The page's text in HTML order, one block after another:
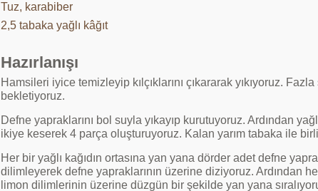
Tuz, karabiber
2,5 tabaka yağlı kâğıt
Hazırlanışı
Hamsileri iyice temizleyip kılçıklarını çıkararak yıkıyoruz.
bekletiyoruz.
Defne yapraklarını bol suyla yıkayıp kurutuyoruz. Ardından
ikiye keserek 4 parça oluşturuyoruz. Kalan yarım tabaka ile
Her bir yağlı kağıdın ortasına yan yana dörder adet defne
dilimleyerek defne yapraklarının üzerine diziyoruz. Ardından
limon dilimlerinin üzerine düzgün bir şekilde yan yana